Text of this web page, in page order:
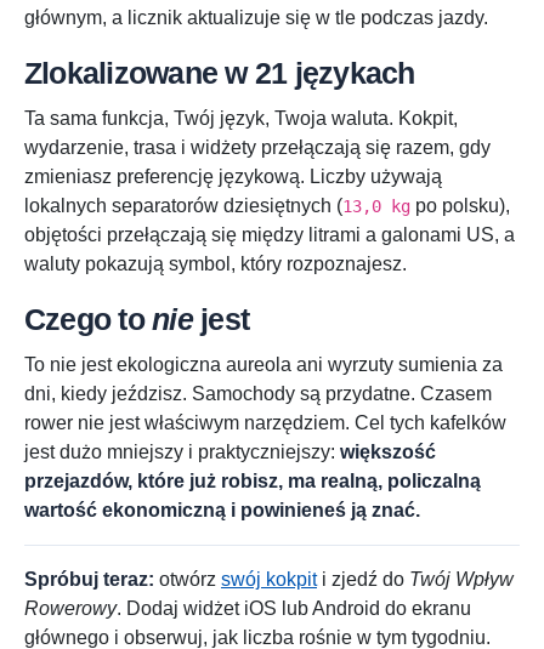
głównym, a licznik aktualizuje się w tle podczas jazdy.
Zlokalizowane w 21 językach
Ta sama funkcja, Twój język, Twoja waluta. Kokpit,
wydarzenie, trasa i widżety przełączają się razem, gdy
zmieniasz preferencję językową. Liczby używają
lokalnych separatorów dziesiętnych (13,0 kg po polsku),
objętości przełączają się między litrami a galonami US, a
waluty pokazują symbol, który rozpoznajesz.
Czego toniejest
To nie jest ekologiczna aureola ani wyrzuty sumienia za
dni, kiedy jeździsz. Samochody są przydatne. Czasem
rower nie jest właściwym narzędziem. Cel tych kafelków
jest dużo mniejszy i praktyczniejszy: większość
przejazdów, które już robisz, ma realną, policzalną
wartość ekonomiczną i powinieneś ją znać.
Spróbuj teraz: otwórz swój kokpiti zjedź do Twój Wpływ
Rowerowy. Dodaj widżet iOS lub Android do ekranu
głównego i obserwuj, jak liczba rośnie w tym tygodniu.